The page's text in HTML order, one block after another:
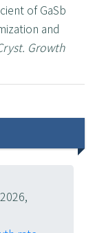
of GaSb
and
Growth